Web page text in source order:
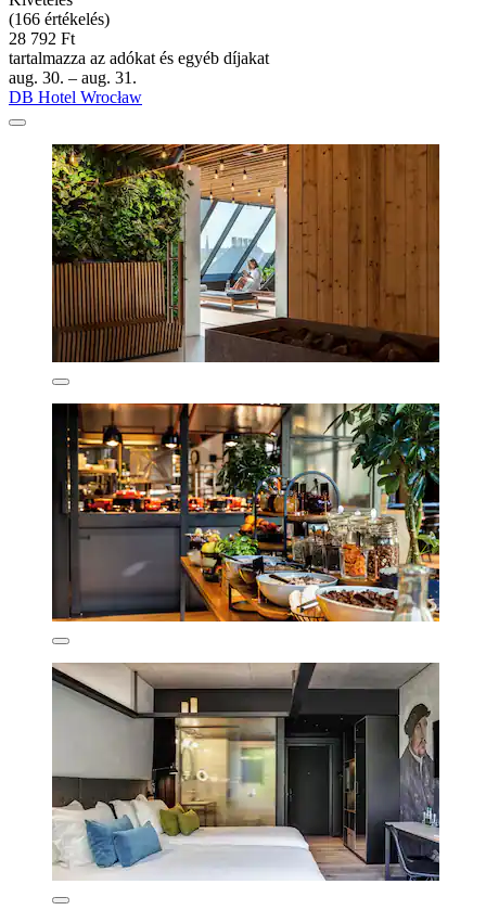
(166 értékelés)
28 792 Ft
tartalmazza az adókat és egyéb díjakat
aug. 30. – aug. 31.
DB Hotel Wrocław